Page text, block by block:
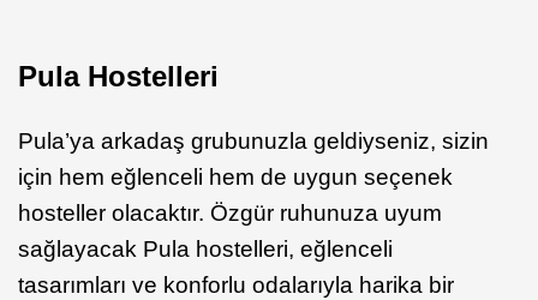
Pula Hostelleri
Pula’ya arkadaş grubunuzla geldiyseniz, sizin
için hem eğlenceli hem de uygun seçenek
hosteller olacaktır. Özgür ruhunuza uyum
sağlayacak Pula hostelleri, eğlenceli
tasarımları ve konforlu odalarıyla harika bir